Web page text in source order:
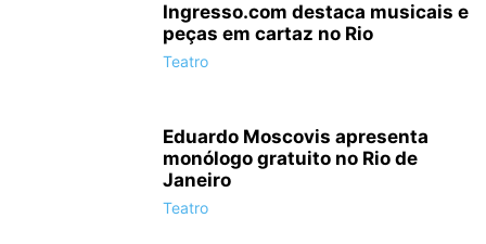
Ingresso.com destaca musicais e
peças em cartaz no Rio
Teatro
Eduardo Moscovis apresenta
monólogo gratuito no Rio de
Janeiro
Teatro